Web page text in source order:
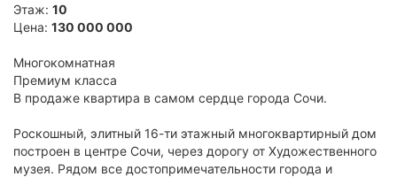
Этаж: 10
Цена: 130 000 000
Многокомнатная
Премиум класса
В продаже квартира в самом сердце города Сочи.
Роскошный, элитный 16-ти этажный многоквартирный дом
построен в центре Сочи, через дорогу от Художественного
музея. Рядом все достопримечательности города и